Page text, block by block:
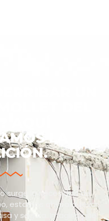
DEL
AQUÍ
LA
surge la necesidad de
estamos ahí para llevar
y segura. Imagina que